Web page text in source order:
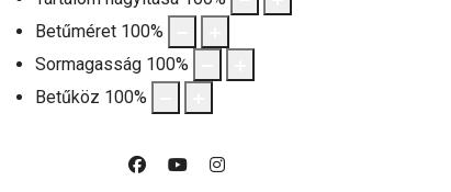
Betűméret 100%
Sormagasság 100%
Betűköz 100%